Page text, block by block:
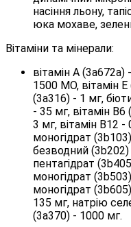
насіння льону,
юка мохаве,
Вітаміни та мінерали:
вітамін А
1500 МО, вітамін
(3a316) - 1 мг,
- 35 мг, вітамін В6
3 мг, вітамін В12 -
моногідрат
безводний (3b202)
пентагідрат
моногідрат
моногідрат
135 мг, натрію
(3a370) - 1000 мг.